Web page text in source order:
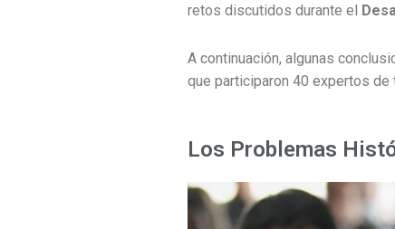
retos discutidos durante el
A continuación, algunas
que participaron 40 expertos
Los Problemas